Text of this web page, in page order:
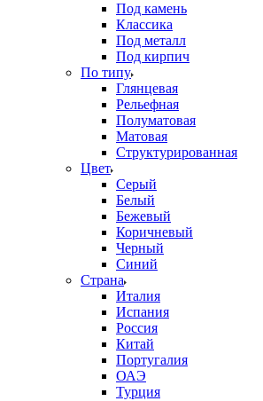
Под камень
Классика
Под металл
Под кирпич
По типу
Глянцевая
Рельефная
Полуматовая
Матовая
Структурированная
Цвет
Серый
Белый
Бежевый
Коричневый
Черный
Синий
Страна
Италия
Испания
Россия
Китай
Португалия
ОАЭ
Турция